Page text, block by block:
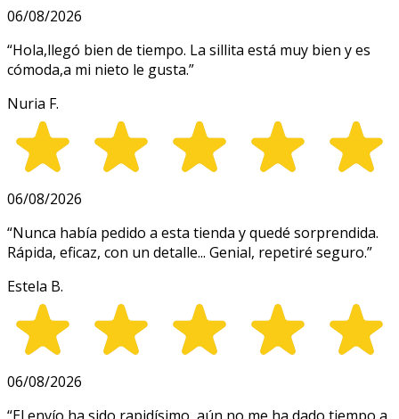
06/08/2026
“Hola,llegó bien de tiempo. La sillita está muy bien y es
cómoda,a mi nieto le gusta.”
Nuria F.
06/08/2026
“Nunca había pedido a esta tienda y quedé sorprendida.
Rápida, eficaz, con un detalle... Genial, repetiré seguro.”
Estela B.
06/08/2026